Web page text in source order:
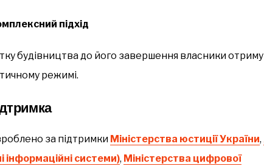
підхід
будівництва до його завершення власники
режимі.
за підтримки Міністерства юстиції України,
інформаційні системи), Міністерства цифрової